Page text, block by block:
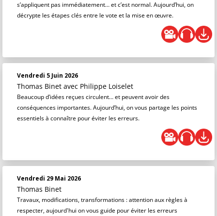
s’appliquent pas immédiatement… et c’est normal. Aujourd’hui, on
décrypte les étapes clés entre le vote et la mise en œuvre.
Vendredi 5 Juin 2026
Thomas Binet avec Philippe Loiselet
Beaucoup d’idées reçues circulent… et peuvent avoir des
conséquences importantes. Aujourd’hui, on vous partage les points
essentiels à connaître pour éviter les erreurs.
Vendredi 29 Mai 2026
Thomas Binet
Travaux, modifications, transformations : attention aux règles à
respecter, aujourd'hui on vous guide pour éviter les erreurs